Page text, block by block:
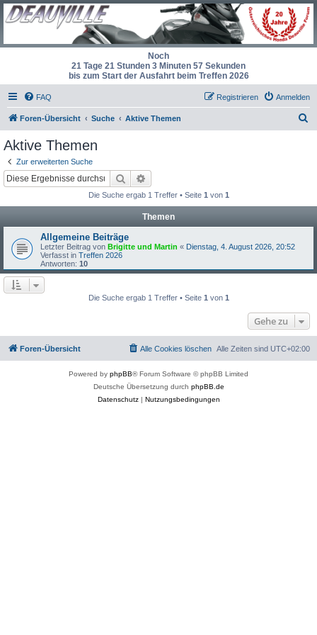
Noch
21 Tage 21 Stunden 3 Minuten 57 Sekunden
bis zum Start der Ausfahrt beim Treffen 2026
FAQ Anmelden
Registrieren
Foren-Übersicht Suche Aktive Themen
Aktive Themen
Zur erweiterten Suche
Suche
Die Suche ergab 1 Treffer • Seite 1von 1
Themen
Allgemeine Beiträge
Letzter Beitrag von Brigitte und Martin « Dienstag, 4. August 2026, 20:52
Verfasst in Treffen 2026
Antworten: 10
Die Suche ergab 1 Treffer • Seite 1von 1
Gehe zu
Foren-Übersicht Alle Zeiten sind UTC+02:00
Alle Cookies löschen
Powered by phpBB® Forum Software © phpBB Limited
Deutsche Übersetzung durch phpBB.de
Datenschutz| Nutzungsbedingungen